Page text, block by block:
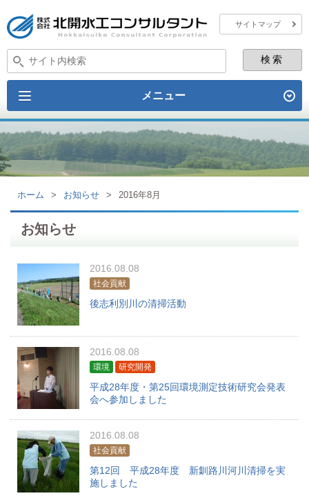
サイトマップ
メニュー
ホーム > お知らせ > 2016年8月
お知らせ
2016.08.08
社会貢献
後志利別川の清掃活動
2016.08.08
環境 研究開発
平成28年度・第25回環境測定技術研究会発表
会へ参加しました
2016.08.08
社会貢献
第12回 平成28年度 新釧路川河川清掃を実
施しました